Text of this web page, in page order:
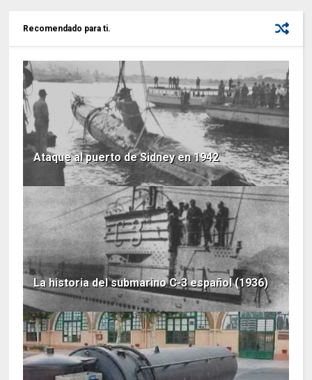
Recomendado para ti.
Ataque al puerto de Sidney en 1942
La historia del submarino C-3 español (1936)